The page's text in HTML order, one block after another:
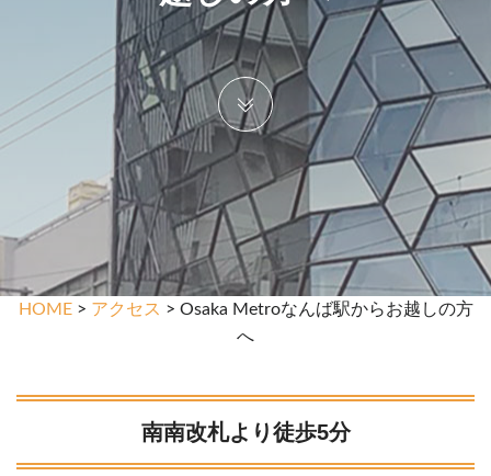
HOME> アクセス > Osaka Metroなんば駅からお越しの方
へ
南南改札より徒歩5分